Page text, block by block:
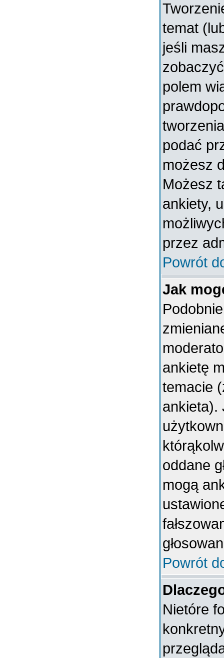
temat
jeśli
polem
podać
możesz
Możesz
ankiety,
przez
Powrót
Jak
ankietę
temacie
ankieta).
oddane
mogą
Powrót
Nietóre